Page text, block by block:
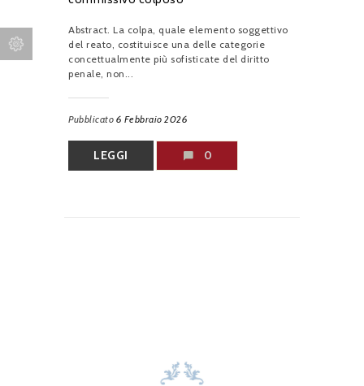
Abstract. La colpa, quale elemento soggettivo
del reato, costituisce una delle categorie
concettualmente più sofisticate del diritto
penale, non...
Pubblicato 6 Febbraio 2026
LEGGI 0